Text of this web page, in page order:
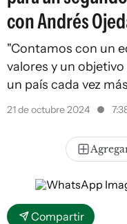
con Andrés
"Contamos con un
valores y un
un país cada vez
21 de octubre 2024
Compartir